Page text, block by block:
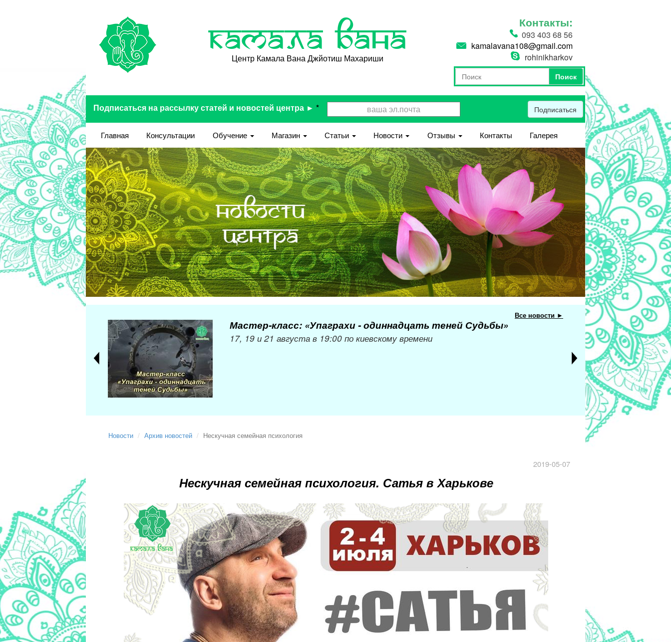
Камала Вана
Центр Камала Вана Джйотиш Махариши
Контакты:
093 403 68 56
kamalavana108@gmail.com
rohinikharkov
Форма поиска
Поиск
Поиск
Подписаться на рассылку статей и новостей центра ► * Подписаться
Главная Консультации Обучение Магазин Статьи Новости Отзывы Контакты Галерея
Все новости ►
Мастер-класс: «Упаграхи - одиннадцать теней Судьбы»
17, 19 и 21 августа в 19:00 по киевскому времени
Новости Архив новостей Нескучная семейная психология
2019-05-07
Нескучная семейная психология. Сатья в Харькове